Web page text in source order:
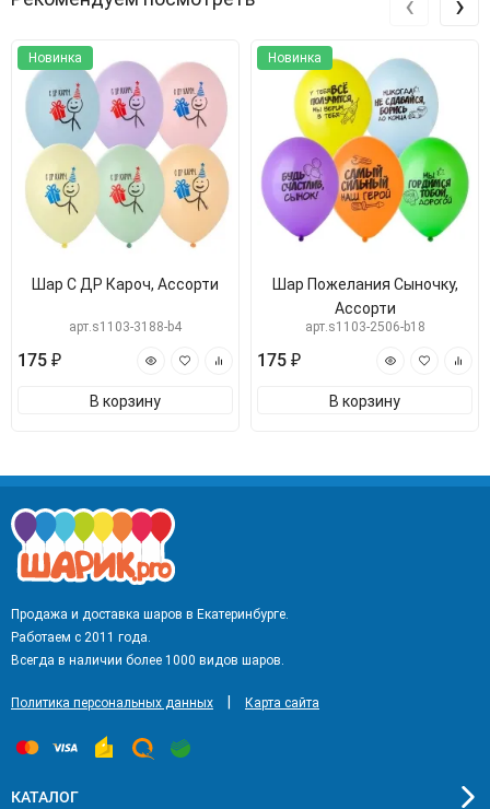
Новинка
Шар С ДР Кароч, Ассорти
арт.s1103-3188-b4
175 ₽
В корзину
Новинка
Шар Пожелания Сыночку,
Ассорти
арт.s1103-2506-b18
175 ₽
В корзину
Продажа и доставка шаров в Екатеринбурге.
Работаем с 2011 года.
Всегда в наличии более 1000 видов шаров.
Политика персональных данных Карта сайта
КАТАЛОГ